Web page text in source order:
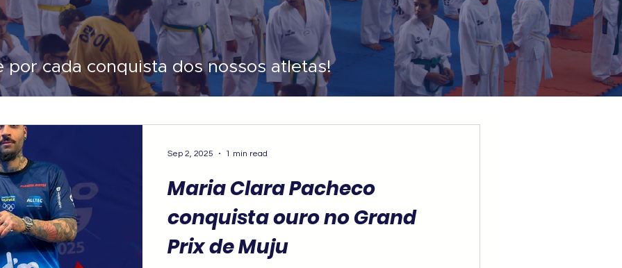
por cada conquista dos nossos atletas!
Maria Clara Pacheco
conquista ouro no Grand
Prix de Muju
Sep 2, 2025 1 min read